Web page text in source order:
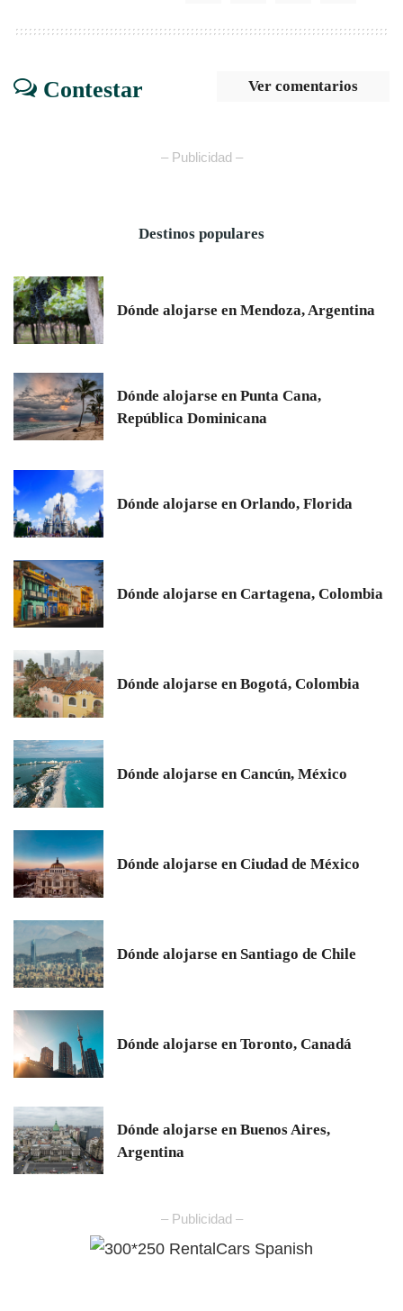
Contestar Ver comentarios
– Publicidad –
Destinos populares
Dónde alojarse en Mendoza, Argentina
Dónde alojarse en Punta Cana,
República Dominicana
Dónde alojarse en Orlando, Florida
Dónde alojarse en Cartagena, Colombia
Dónde alojarse en Bogotá, Colombia
Dónde alojarse en Cancún, México
Dónde alojarse en Ciudad de México
Dónde alojarse en Santiago de Chile
Dónde alojarse en Toronto, Canadá
Dónde alojarse en Buenos Aires,
Argentina
– Publicidad –